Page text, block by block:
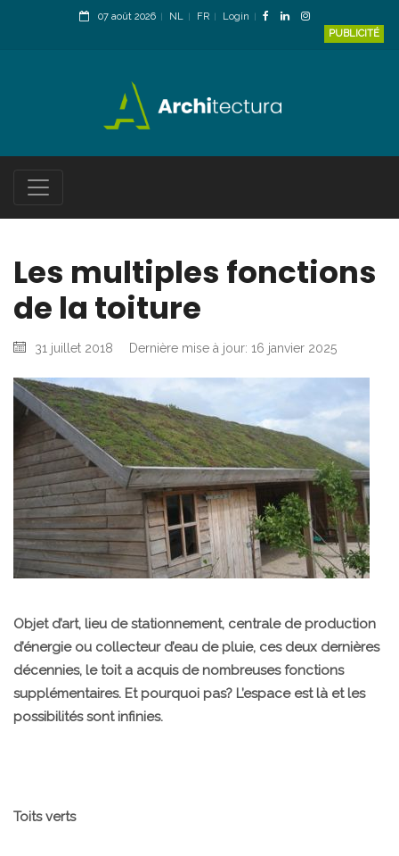
07 août 2026 NL FR
Login
PUBLICITÉ
Les multiples fonctions
de la toiture
31 juillet 2018 Dernière mise à jour: 16 janvier 2025
Objet d’art, lieu de stationnement, centrale de production
d’énergie ou collecteur d’eau de pluie, ces deux dernières
décennies, le toit a acquis de nombreuses fonctions
supplémentaires. Et pourquoi pas? L’espace est là et les
possibilités sont infinies.
Toits verts